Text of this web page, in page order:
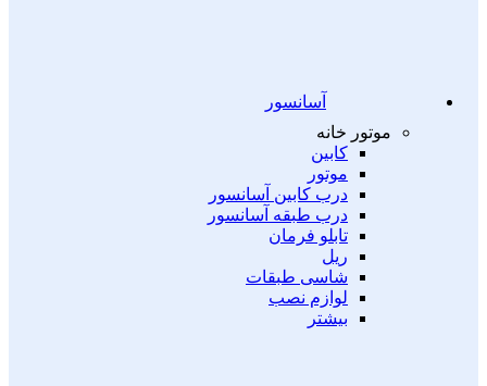
آسانسور
موتور خانه
کابین
موتور
درب کابین آسانسور
درب طبقه آسانسور
تابلو فرمان
ریل
شاسی طبقات
لوازم نصب
بیشتر